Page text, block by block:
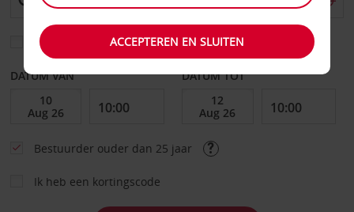
Kies een ander afleverpunt
DATUM VAN DATUM TOT
Bestuurder ouder dan 25 jaar
Ik heb een kortingscode
ACCEPTEREN EN SLUITEN